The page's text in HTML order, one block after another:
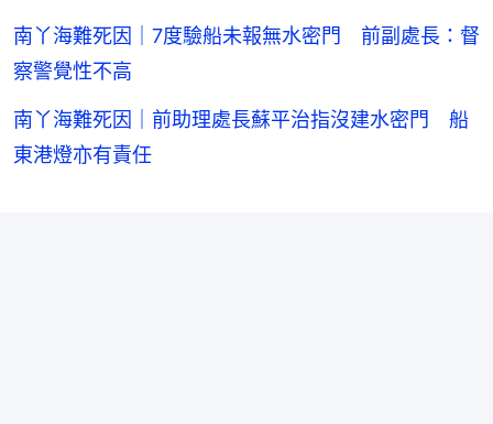
南丫海難死因｜7度驗船未報無水密門 前副處長：督
察警覺性不高
南丫海難死因｜前助理處長蘇平治指沒建水密門 船
東港燈亦有責任